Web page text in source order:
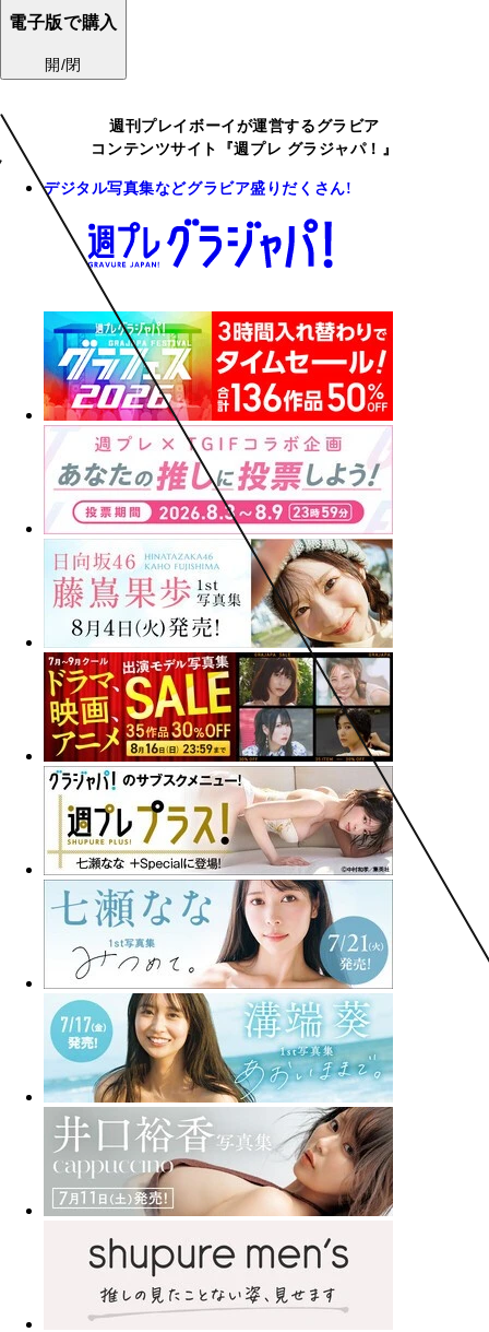
電子版で購入
開/閉
週刊プレイボーイが運営するグラビア
コンテンツサイト『週プレ グラジャパ！』
デジタル写真集などグラビア盛りだくさん!